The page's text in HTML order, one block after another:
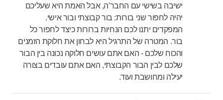
ישיבה בשישי עם החבר'ה, אבל האמת היא שעליכם
יהיה לחפור שני בורות: בור קבוצתי ובור אישי.
המפקדים יתנו לכם הנחיות ברורות כיצד לחפור כל
בור. המטרה של התרגיל היא לבחון את חלוקת הזמנים
והכוח שלכם - האם אתם עושים חלוקה נכונה בין הבור
שלכם לבין הבור הקבוצתי, האם אתם עובדים בצורה
יעילה ומחושבת ועוד.